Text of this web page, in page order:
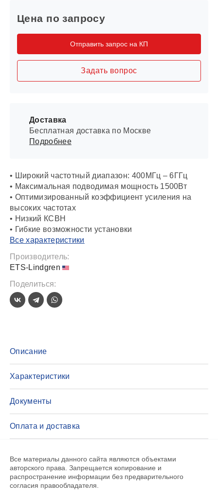
• Широкий частотный диапазон: 400МГц – 6ГГц
• Максимальная подводимая мощность 1500Вт
• Оптимизированный коэффициент усиления на
высоких частотах
• Низкий КСВН
• Гибкие возможности установки
Все характеристики
Производитель:
ETS-Lindgren
Поделиться:
Цена по запросу
Отправить запрос на КП
Задать вопрос
Доставка
Бесплатная доставка по Москве
Подробнее
Описание
Характеристики
Документы
Оплата и доставка
Все материалы данного сайта являются объектами
авторского права. Запрещается копирование и
распространение информации без предварительного
согласия правообладателя.